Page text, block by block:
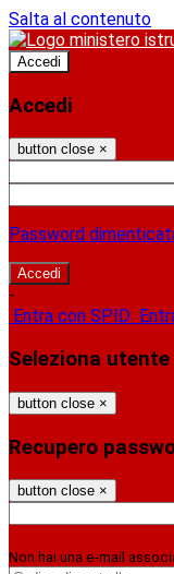
Salta al contenuto
Accedi
Accedi
button close ×
Password
-
Entra con SPID
Seleziona utente
button close ×
Recupero
button close ×
Non hai una e-mail